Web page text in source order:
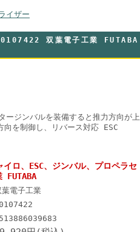
イザー
双葉電子工業 FUTABA
ジンバルを装備すると推力方向が上
を制御し、リバース対応 ESC
ロ、ESC、ジンバル、プロペラセ
FUTABA
葉電子工業